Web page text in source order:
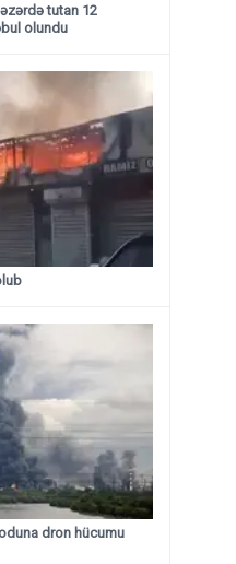
tutan 12
olundu
dron hücumu